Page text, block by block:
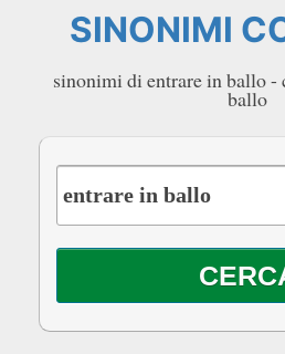
SINONIMI
sinonimi di entrare in ballo -
ballo